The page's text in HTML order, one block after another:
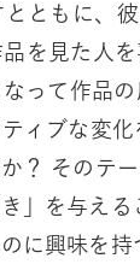
ともに、
を見た人
って作品
変化をもたら
？ そのテ
」を与え
に興味を持